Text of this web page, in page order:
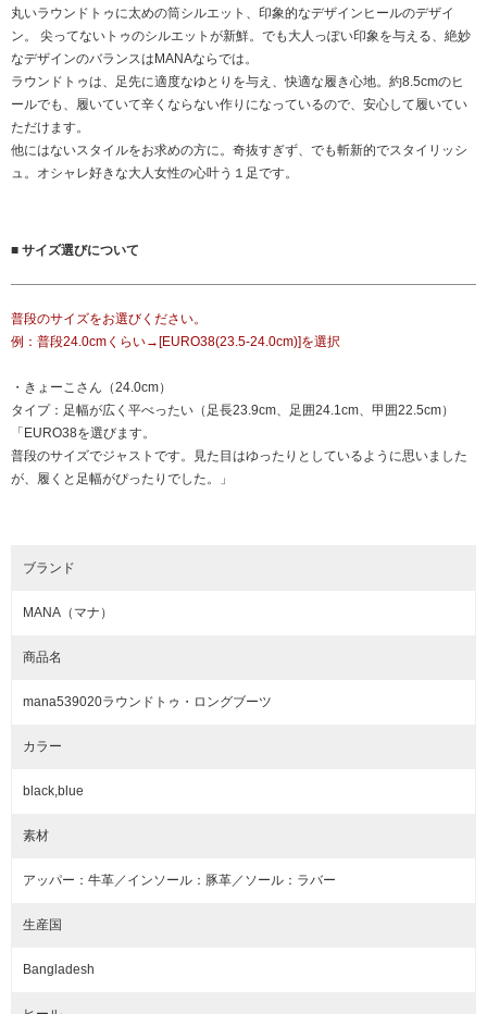
丸いラウンドトゥに太めの筒シルエット、印象的なデザインヒールのデザイ
ン。 尖ってないトゥのシルエットが新鮮。でも大人っぽい印象を与える、絶妙
なデザインのバランスはMANAならでは。
ラウンドトゥは、足先に適度なゆとりを与え、快適な履き心地。約8.5cmのヒ
ールでも、履いていて辛くならない作りになっているので、安心して履いてい
ただけます。
他にはないスタイルをお求めの方に。奇抜すぎず、でも斬新的でスタイリッシ
ュ。オシャレ好きな大人女性の心叶う１足です。
■ サイズ選びについて
普段のサイズをお選びください。
例：普段24.0cmくらい→[EURO38(23.5-24.0cm)]を選択
・きょーこさん（24.0cm）
タイプ：足幅が広く平べったい（足長23.9cm、足囲24.1cm、甲囲22.5cm）
「EURO38を選びます。
普段のサイズでジャストです。見た目はゆったりとしているように思いました
が、履くと足幅がぴったりでした。」
ブランド
MANA（マナ）
商品名
mana539020ラウンドトゥ・ロングブーツ
カラー
black,blue
素材
アッパー：牛革／インソール：豚革／ソール：ラバー
生産国
Bangladesh